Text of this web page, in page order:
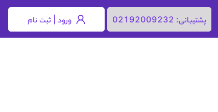
پشتیبانی: 02192009232 ورود | ثبت نام